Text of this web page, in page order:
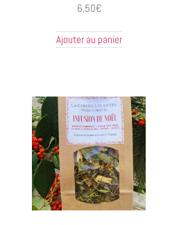
6,50€
Ajouter au panier